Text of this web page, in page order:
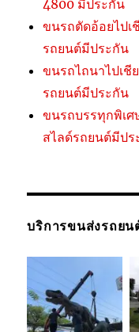
4800 มีประกัน
ขนรถตัดอ้อยไป
รถยนต์มีประกัน
ขนรถไถนาไปเ
รถยนต์มีประกัน
ขนรถบรรทุกพิเ
สไลด์รถยนต์มีปร
บริการขนส่งรถยน